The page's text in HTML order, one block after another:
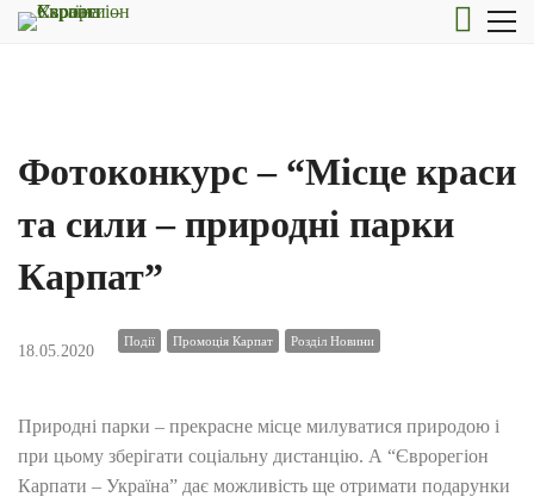
Фотоконкурс – “Місце краси
та сили – природні парки
Карпат”
18.05.2020
Події Промоція Карпат Розділ Новини
Природні парки – прекрасне місце милуватися природою і
при цьому зберігати соціальну дистанцію. А “Єврорегіон
Карпати – Україна” дає можливість ще отримати подарунки